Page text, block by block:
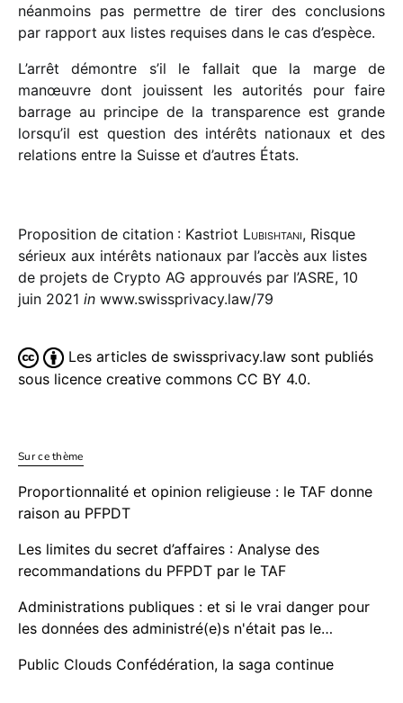
néan­moins pas permettre de tirer des conclu­sions
par rapport aux listes requises dans le cas d’espèce.
L’arrêt démontre s’il le fallait que la marge de
manœuvre dont jouissent les auto­ri­tés pour faire
barrage au prin­cipe de la trans­pa­rence est grande
lorsqu’il est ques­tion des inté­rêts natio­naux et des
rela­tions entre la Suisse et d’autres États.
Proposition de citation : Kastriot Lubishtani, Risque
sérieux aux intérêts nationaux par l’accès aux listes
de projets de Crypto AG approuvés par l’ASRE, 10
juin 2021 in www.swissprivacy.law/79
Les articles de swissprivacy.law sont publiés
sous licence creative commons CC BY 4.0.
Sur ce thème
Proportionnalité et opinion religieuse : le TAF donne
raison au PFPDT
Les limites du secret d’affaires : Analyse des
recommandations du PFPDT par le TAF
Administrations publiques : et si le vrai danger pour
les données des administré(e)s n'était pas le…
Public Clouds Confédération, la saga continue